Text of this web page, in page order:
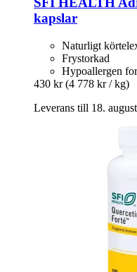
kapslar
Naturligt
Frystorkad
Hypoallergen
430 kr (4 778 kr / kg)
Leverans till 18.